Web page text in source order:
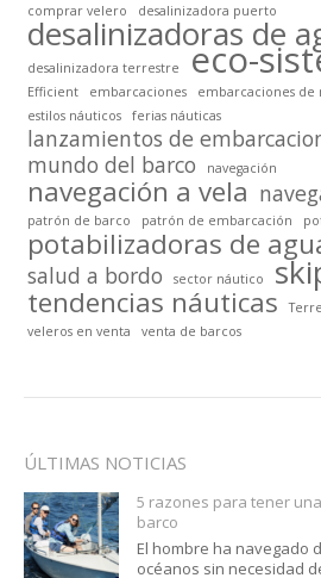
comprar velero desalinizadora puerto
desalinizadoras de
desalinizadora terrestre eco-
Efficient
embarcaciones embarcaciones de
estilos náuticos
ferias náuticas
lanzamientos de
mundo del barco navegación
navegación a vela
patrón de barco
patrón de embarcación
potabilizadoras de
salud a bordo sector náutico
tendencias náuticas
veleros en venta venta de barcos
ÚLTIMAS NOTICIAS
5 razones para tener
barco
El hombre ha navegado
océanos sin necesidad